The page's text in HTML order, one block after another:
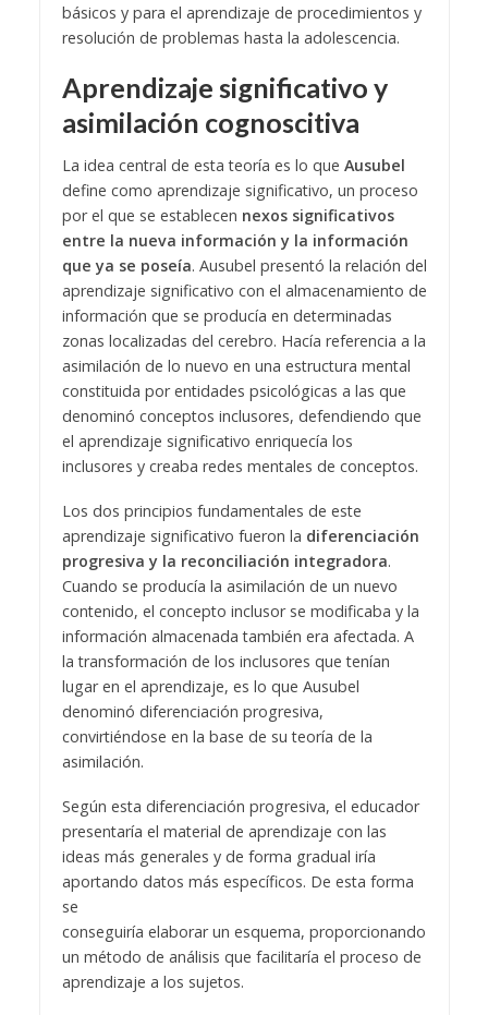
básicos y para el aprendizaje de procedimientos y
resolución de problemas hasta la adolescencia.
Aprendizaje significativo y
asimilación cognoscitiva
La idea central de esta teoría es lo que Ausubel
define como aprendizaje significativo, un proceso
por el que se establecen nexos significativos
entre la nueva información y la información
que ya se poseía. Ausubel presentó la relación del
aprendizaje significativo con el almacenamiento de
información que se producía en determinadas
zonas localizadas del cerebro. Hacía referencia a la
asimilación de lo nuevo en una estructura mental
constituida por entidades psicológicas a las que
denominó conceptos inclusores, defendiendo que
el aprendizaje significativo enriquecía los
inclusores y creaba redes mentales de conceptos.
Los dos principios fundamentales de este
aprendizaje significativo fueron la diferenciación
progresiva y la reconciliación integradora.
Cuando se producía la asimilación de un nuevo
contenido, el concepto inclusor se modificaba y la
información almacenada también era afectada. A
la transformación de los inclusores que tenían
lugar en el aprendizaje, es lo que Ausubel
denominó diferenciación progresiva,
convirtiéndose en la base de su teoría de la
asimilación.
Según esta diferenciación progresiva, el educador
presentaría el material de aprendizaje con las
ideas más generales y de forma gradual iría
aportando datos más específicos. De esta forma
se
conseguiría elaborar un esquema, proporcionando
un método de análisis que facilitaría el proceso de
aprendizaje a los sujetos.